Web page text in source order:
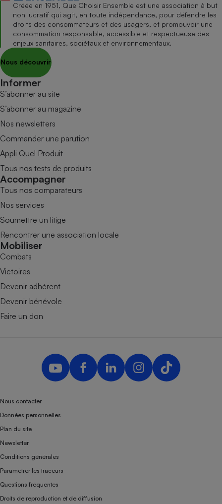
Créée en 1951, Que Choisir Ensemble est une association à but
non lucratif qui agit, en toute indépendance, pour défendre les
droits des consommateurs et des usagers, et promouvoir une
consommation responsable, accessible et respectueuse des
enjeux sanitaires, sociétaux et environnementaux.
Nous découvrir
Informer
S’abonner au site
S’abonner au magazine
Nos newsletters
Commander une parution
Appli Quel Produit
Tous nos tests de produits
Accompagner
Tous nos comparateurs
Nos services
Soumettre un litige
Rencontrer une association locale
Mobiliser
Combats
Victoires
Devenir adhérent
Devenir bénévole
Faire un don
Nous contacter
Données personnelles
Plan du site
Newsletter
Conditions générales
Paramétrer les traceurs
Questions fréquentes
Droits de reproduction et de diffusion